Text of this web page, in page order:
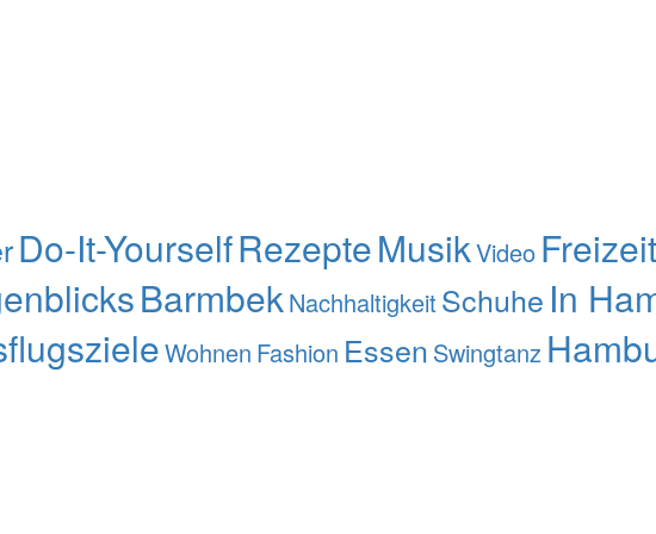
Do-It-YourselfRezepteMusikVideo Freizeit
BarmbekNachhaltigkeit Schuhe In
Wohnen Fashion Essen Swingtanz